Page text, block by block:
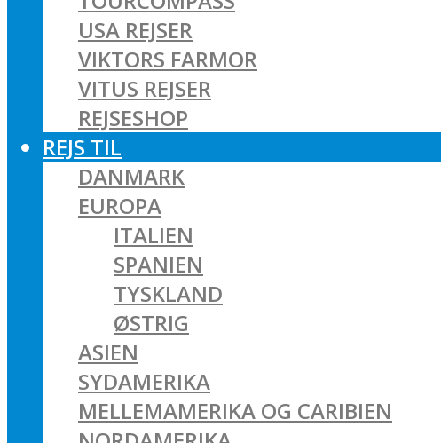
USA REJSER
VIKTORS FARMOR
VITUS REJSER
REJSESHOP
REJS TIL
DANMARK
EUROPA
ITALIEN
SPANIEN
TYSKLAND
ØSTRIG
ASIEN
SYDAMERIKA
MELLEMAMERIKA OG CARIBIEN